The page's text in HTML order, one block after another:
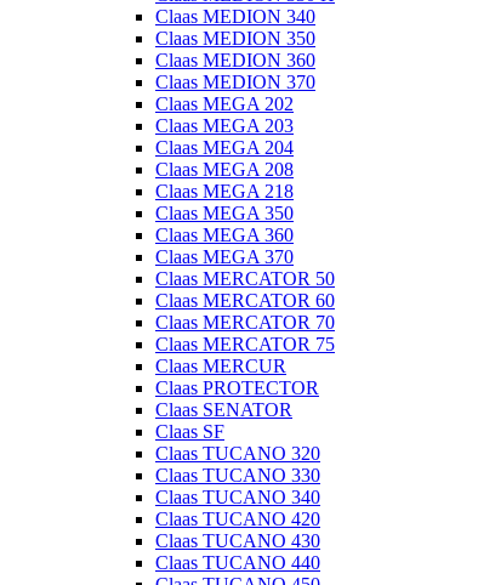
Claas MEDION 340
Claas MEDION 350
Claas MEDION 360
Claas MEDION 370
Claas MEGA 202
Claas MEGA 203
Claas MEGA 204
Claas MEGA 208
Claas MEGA 218
Claas MEGA 350
Claas MEGA 360
Claas MEGA 370
Claas MERCATOR 50
Claas MERCATOR 60
Claas MERCATOR 70
Claas MERCATOR 75
Claas MERCUR
Claas PROTECTOR
Claas SENATOR
Claas SF
Claas TUCANO 320
Claas TUCANO 330
Claas TUCANO 340
Claas TUCANO 420
Claas TUCANO 430
Claas TUCANO 440